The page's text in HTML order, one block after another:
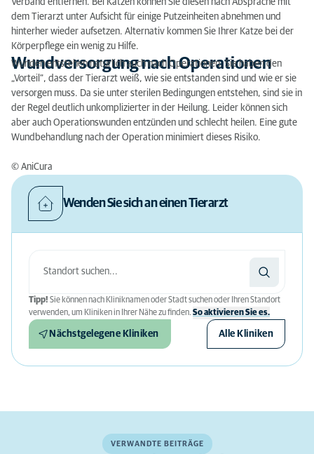
Verband entfernen. Bei Katzen können Sie diesen nach Absprache mit
dem Tierarzt unter Aufsicht für einige Putzeinheiten abnehmen und
hinterher wieder aufsetzen. Alternativ kommen Sie Ihrer Katze bei der
Körperpflege ein wenig zu Hilfe.
Wundversorgung nach Operationen
Wunden entstehen natürlich auch nach Operationen. Sie haben den
„Vorteil“, dass der Tierarzt weiß, wie sie entstanden sind und wie er sie
versorgen muss. Da sie unter sterilen Bedingungen entstehen, sind sie in
der Regel deutlich unkomplizierter in der Heilung. Leider können sich
aber auch Operationswunden entzünden und schlecht heilen. Eine gute
Wundbehandlung nach der Operation minimiert dieses Risiko.
© AniCura
Wenden Sie sich an einen Tierarzt
Tipp! Sie können nach Kliniknamen oder Stadt suchen oder Ihren Standort
verwenden, um Kliniken in Ihrer Nähe zu finden. So aktivieren Sie es.
Nächstgelegene Kliniken Alle Kliniken
VERWANDTE BEITRÄGE